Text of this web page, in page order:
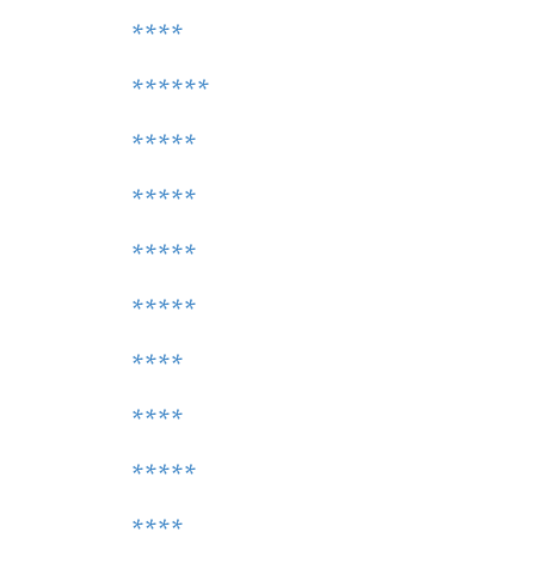
****
******
*****
*****
*****
*****
****
****
*****
****